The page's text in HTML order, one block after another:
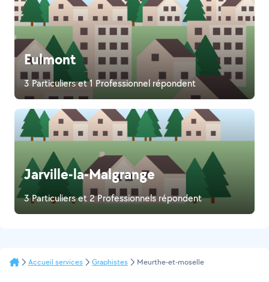
Eulmont
3 Particuliers et 1 Professionnel répondent
Jarville-la-Malgrange
3 Particuliers et 2 Professionnels répondent
Accueil services Graphistes Meurthe-et-moselle